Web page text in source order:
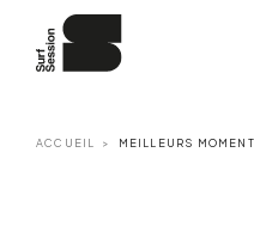
ACCUEIL MEILLEURS